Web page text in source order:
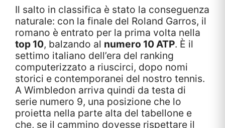
Il salto in classifica è stato la conseguenza
naturale: con la finale del Roland Garros, il
romano è entrato per la prima volta nella
top 10, balzando al numero 10 ATP. È il
settimo italiano dell’era del ranking
computerizzato a riuscirci, dopo nomi
storici e contemporanei del nostro tennis.
A Wimbledon arriva quindi da testa di
serie numero 9, una posizione che lo
proietta nella parte alta del tabellone e
che, se il cammino dovesse rispettare il